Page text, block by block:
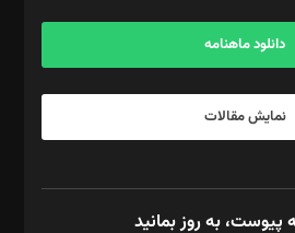
دانلود ماهنامه
نمایش مقالات
پیوست، به روز بمانید